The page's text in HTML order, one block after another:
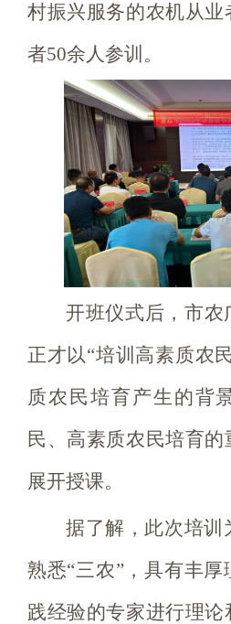
村振兴服务的农机从
者50余人参训。
开班仪式后，市农
正才以“培训高素质农
质农民培育产生的背
民、高素质农民培育
展开授课。
据了解，此次培训
熟悉“三农”，具有丰
践经验的专家进行理论